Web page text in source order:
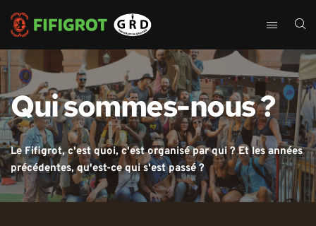
Qui sommes-nous ?
Le Fifigrot, c'est quoi, c'est organisé par qui ? Et les années
précédentes, qu'est-ce qui s'est passé ?